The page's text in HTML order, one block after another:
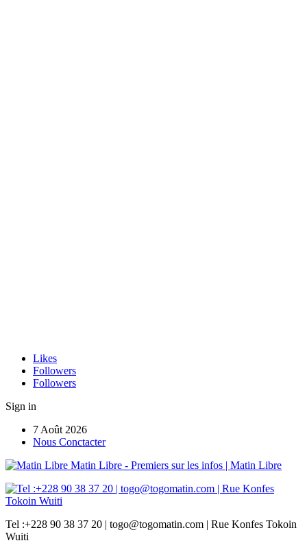
Likes
Followers
Followers
Sign in
7 Août 2026
Nous Conctacter
Matin Libre - Premiers sur les infos | Matin Libre
Tel :+228 90 38 37 20 | togo@togomatin.com | Rue Konfes Tokoin
Wuiti